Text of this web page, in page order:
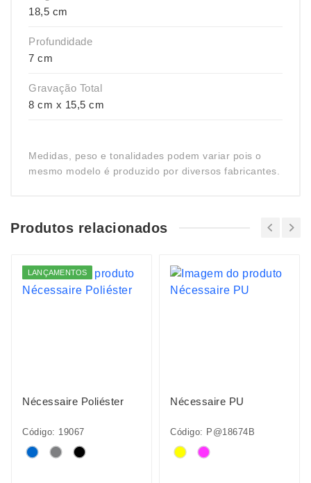
18,5 cm
Profundidade
7 cm
Gravação Total
8 cm x 15,5 cm
Medidas, peso e tonalidades podem variar pois o
mesmo modelo é produzido por diversos fabricantes.
Produtos relacionados
LANÇAMENTOS
Nécessaire Poliéster
Código: 19067
Nécessaire PU
Código: P@18674B